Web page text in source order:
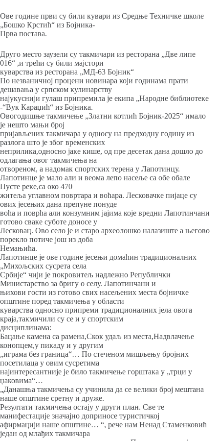
Ове године први су били кувари из Средње Техничке школе
„Бошко Крстић“ из Бојника-
Прва постава.
Друго место заузели су такмичари из ресторана „Две липе
016“ ,и трећи су били мајстори
куварства из ресторана „МД-63 Бојник“
По незваничној процени новинара који годинама прати
дешавања у српском кулинарству
најукуснији гулаш припремила је екипа „Народне библиотеке
-“Вук Караџић“ из Бојника.
Овогодишње такмичење „Златни котлић Бојник-2025“ имало
је нешто мањи број
пријављених такмичара у односу на предходну годину из
разлога што је због временских
неприлика,односно јаке кише, од пре десетак дана дошло до
одлагања овог такмичења на
отвореном, а надомак спортских терена у Лапотинцу.
Лапотинце је мало али и веома лепо насеље са обе обале
Пусте реке,са око 470
житеља углавном повртара и воћара. Лесковачке пијаце су
ових јесењих дана препуне понуде
воћа и поврћа али конзумним јајима које вредни Лапотинчани
готово сваке суботе доносе у
Лесковац. Ово село је и старо археолошко налазиште а његово
порекло потиче још из доба
Немањића.
Лапотинце је ове године јесењи домаћин традиционалних
„Михољских сусрета села
Србије“ чији је покровитељ надлежно Републички
Министарство за бригу о селу. Лапотинчани и
њихови гости из готово свих насељених места бојничке
општине поред такмичења у области
куварства односно припреми традиционалних јела овога
краја,такмичили су се и у спортским
дисциплинама:
Бацање камена са рамена,Скок удаљ из места,Надвлачење
конопцем,у пикаду и у другим
„играма без граница“… По стеченом мишљењу бројних
посетилаца у овим сусретима
најинтересантније је било такмичење горштака у „трци у
џаковима“…
„Данашња такмичења су учинила да се велики број мештана
наше општине сретну и друже.
Резултати такмичења остају у други план. Све те
манифестације значајно доприносе туристичкој
афирмацији наше општине… “, рече нам Ненад Стаменковић
један од млађих такмичара